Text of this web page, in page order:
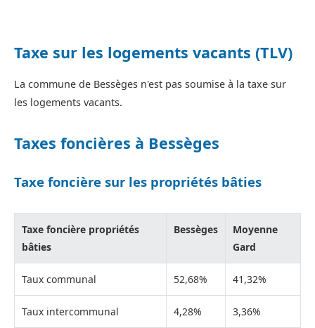
Taxe sur les logements vacants (TLV)
La commune de Bessèges n'est pas soumise à la taxe sur
les logements vacants.
Taxes foncières à Bessèges
Taxe foncière sur les propriétés bâties
Taxe foncière propriétés
bâties
Bessèges
Moyenne
Gard
Taux communal 52,68% 41,32%
Taux intercommunal 4,28% 3,36%